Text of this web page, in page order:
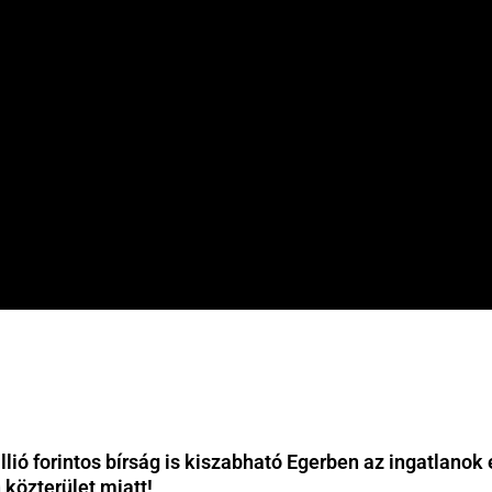
forintos bírság is kiszabható Egerben az ingatlanok
közterület miatt!